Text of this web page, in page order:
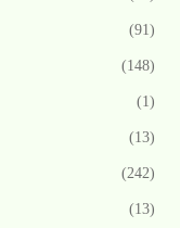
(91)
(148)
(1)
(13)
(242)
(13)